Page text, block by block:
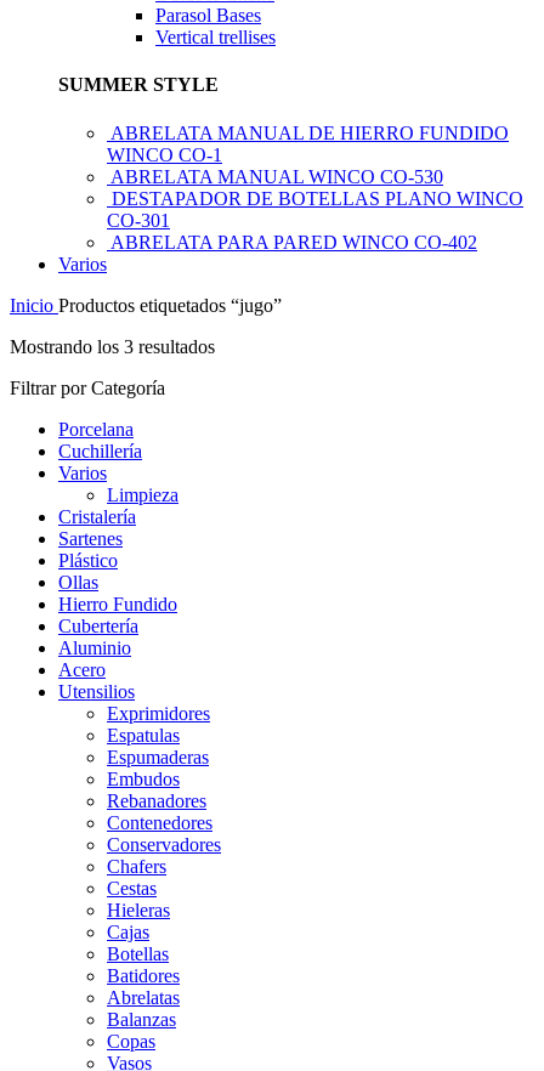
Parasol Bases
Vertical trellises
SUMMER STYLE
ABRELATA MANUAL DE HIERRO FUNDIDO
WINCO CO-1
ABRELATA MANUAL WINCO CO-530
DESTAPADOR DE BOTELLAS PLANO WINCO
CO-301
ABRELATA PARA PARED WINCO CO-402
Varios
Inicio Productos etiquetados “jugo”
Mostrando los 3 resultados
Filtrar por Categoría
Porcelana
Cuchillería
Varios
Limpieza
Cristalería
Sartenes
Plástico
Ollas
Hierro Fundido
Cubertería
Aluminio
Acero
Utensilios
Exprimidores
Espatulas
Espumaderas
Embudos
Rebanadores
Contenedores
Conservadores
Chafers
Cestas
Hieleras
Cajas
Botellas
Batidores
Abrelatas
Balanzas
Copas
Vasos